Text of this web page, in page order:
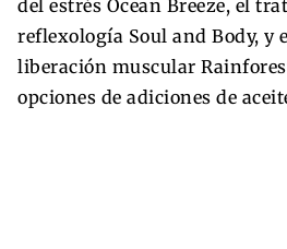
del estrés Ocean Breeze, el
reflexología Soul and Body, y
liberación muscular
opciones de adiciones de